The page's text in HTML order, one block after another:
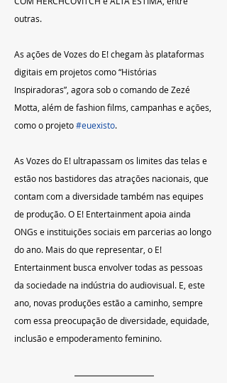
outras.
As ações de Vozes do E! chegam às plataformas
digitais em projetos como “Histórias
Inspiradoras”, agora sob o comando de Zezé
Motta, além de fashion films, campanhas e ações,
como o projeto #euexisto.
As Vozes do E! ultrapassam os limites das telas e
estão nos bastidores das atrações nacionais, que
contam com a diversidade também nas equipes
de produção. O E! Entertainment apoia ainda
ONGs e instituições sociais em parcerias ao longo
do ano. Mais do que representar, o E!
Entertainment busca envolver todas as pessoas
da sociedade na indústria do audiovisual. E, este
ano, novas produções estão a caminho, sempre
com essa preocupação de diversidade, equidade,
inclusão e empoderamento feminino.